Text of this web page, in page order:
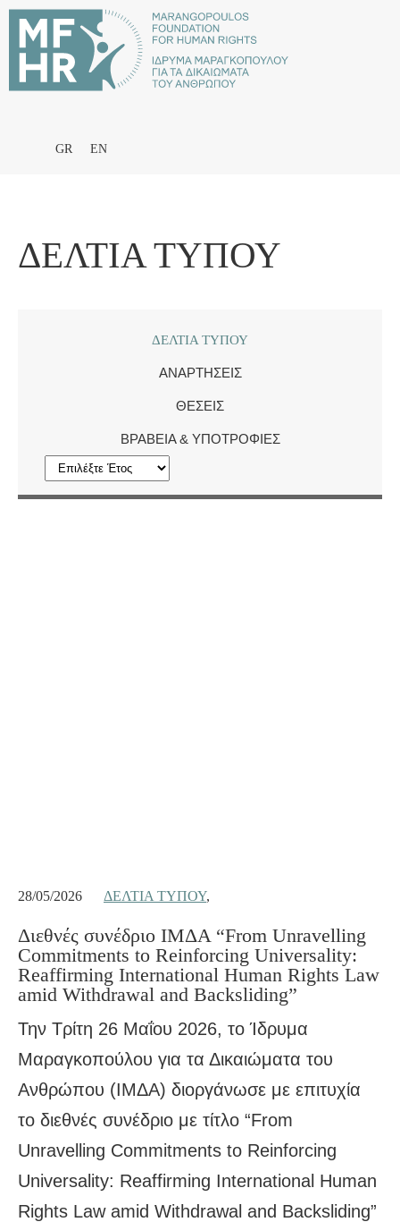
GR EN
ΔΕΛΤΊΑ ΤΎΠΟΥ
ΔΕΛΤΊΑ ΤΎΠΟΥ
ΑΝΑΡΤΉΣΕΙΣ
ΘΈΣΕΙΣ
ΒΡΑΒΕΊΑ & ΥΠΟΤΡΟΦΊΕΣ
28/05/2026 ΔΕΛΤΊΑ ΤΎΠΟΥ,
Διεθνές συνέδριο ΙΜΔΑ “From Unravelling
Commitments to Reinforcing Universality:
Reaffirming International Human Rights Law
amid Withdrawal and Backsliding”
Την Τρίτη 26 Μαΐου 2026, το Ίδρυμα
Μαραγκοπούλου για τα Δικαιώματα του
Ανθρώπου (ΙΜΔΑ) διοργάνωσε με επιτυχία
το διεθνές συνέδριο με τίτλο “From
Unravelling Commitments to Reinforcing
Universality: Reaffirming International Human
Rights Law amid Withdrawal and Backsliding”